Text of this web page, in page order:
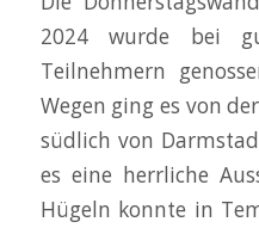
2024 wurde bei
Teilnehmern
Wegen ging es von
südlich von
es eine herrliche
Hügeln konnte in